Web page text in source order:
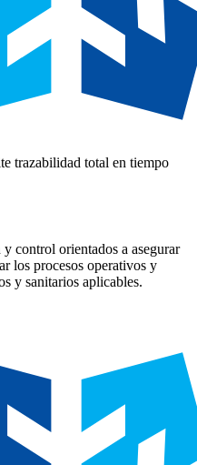
trazabilidad total en tiempo
control orientados a asegurar
los procesos operativos y
y sanitarios aplicables.